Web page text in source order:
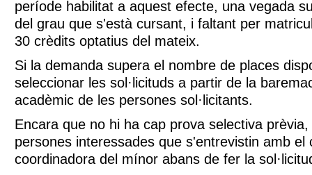
període habilitat a aquest efecte, una vegada
del grau que s'està cursant, i faltant per
30 crèdits optatius del mateix.
Si la demanda supera el nombre de places
seleccionar les sol·licituds a partir de la
acadèmic de les persones sol·licitants.
Encara que no hi ha cap prova selectiva
persones interessades que s'entrevistin amb el
coordinadora del mínor abans de fer la